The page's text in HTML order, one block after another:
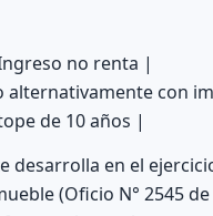
no renta |
alternativamente con
de 10 años |
desarrolla en el
(Oficio N° 2545